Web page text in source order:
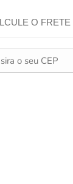
O FRETE